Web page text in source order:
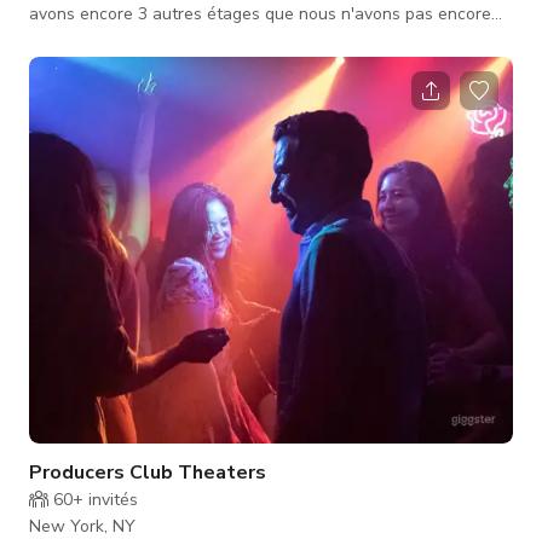
avons encore 3 autres étages que nous n'avons pas encore
dans la moitié inférieure du bâtiment ou faire preuve de
créativité et utiliser la partie supérieure encore intacte.
Producers Club Theaters
60+ invités
New York, NY